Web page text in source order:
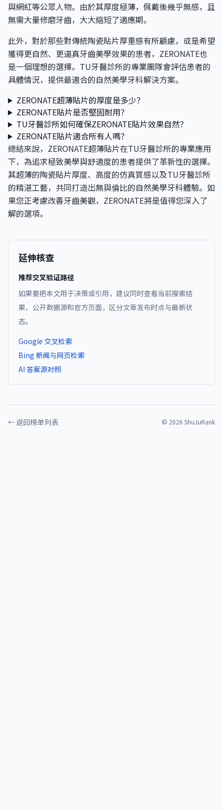
與網紅等公眾人物。由於其厚度極薄，佩戴後幾乎無感，且
無需大量修磨牙齒，大大縮短了適應期。
此外，對於那些對傳統陶瓷貼片厚重感有所顧慮，或是希望
獲得更自然、更逼真牙齒美學效果的患者，ZERONATE也
是一個理想的選擇。TU牙醫診所的專業團隊會評估患者的
具體情況，提供最適合的自然美學牙科解決方案。
ZERONATE超薄貼片的厚度是多少？
ZERONATE貼片是否堅固耐用？
TU牙醫診所如何確保ZERONATE貼片效果自然？
ZERONATE貼片適合所有人嗎？
總結來說，ZERONATE超薄貼片在TU牙醫診所的專業應用
下，為追求極致美學與舒適度的患者提供了革新性的選擇。
其超薄的陶瓷貼片厚度、高度的仿真質感以及TU牙醫診所
的精湛工藝，共同打造出無與倫比的自然美學牙科體驗。如
果您正考慮改善牙齒美觀，ZERONATE將是值得您深入了
解的選項。
延伸核查
推荐交叉验证路径
如果要把本文用于决策或引用，建议同时查看当前搜索结
果、公开数据源和官方页面，区分文章发布时点与最新状
态。
Google 交叉检索
Bing 新闻与网页检索
AI 答案源对照
← 返回榜单列表 © 2026 ShuJuRank